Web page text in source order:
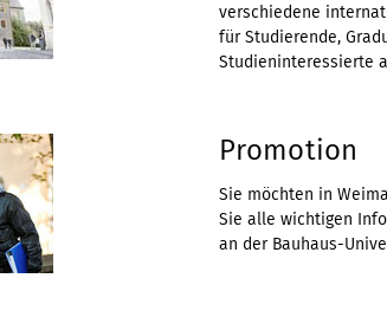
verschiedene
für Studierende,
Studieninteressierte
Promotion
Sie möchten in
Sie alle wichtigen
an der Bauhaus-